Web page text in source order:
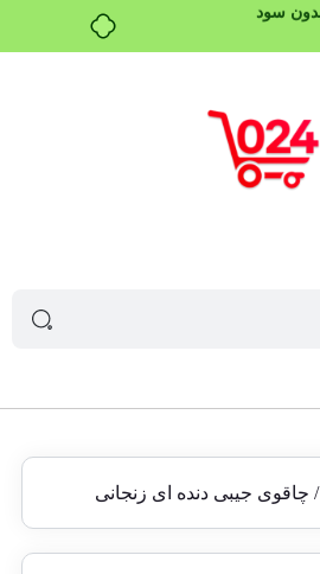
سود
/ چاقوی جیبی دنده ای زنجانی